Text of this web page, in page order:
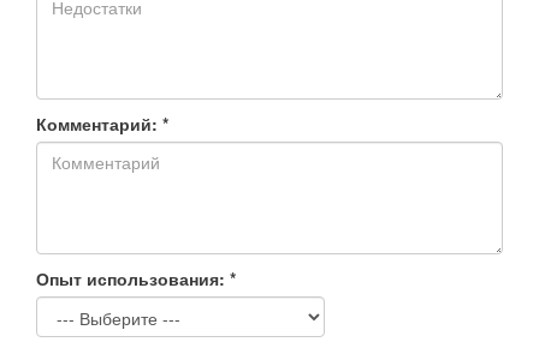
Комментарий: *
Опыт использования: *